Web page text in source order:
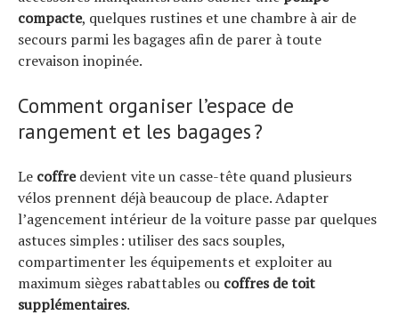
compacte, quelques rustines et une chambre à air de
secours parmi les bagages afin de parer à toute
crevaison inopinée.
Comment organiser l’espace de
rangement et les bagages ?
Le coffredevient vite un casse-tête quand plusieurs
vélos prennent déjà beaucoup de place. Adapter
l’agencement intérieur de la voiture passe par quelques
astuces simples : utiliser des sacs souples,
compartimenter les équipements et exploiter au
maximum sièges rabattables ou coffres de toit
supplémentaires.